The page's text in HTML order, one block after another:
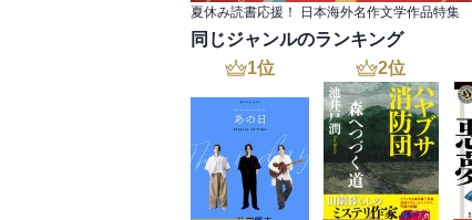
夏休み読書応援！ 日本海外名作文学作品特集
同じジャンルのランキング
1位 2位